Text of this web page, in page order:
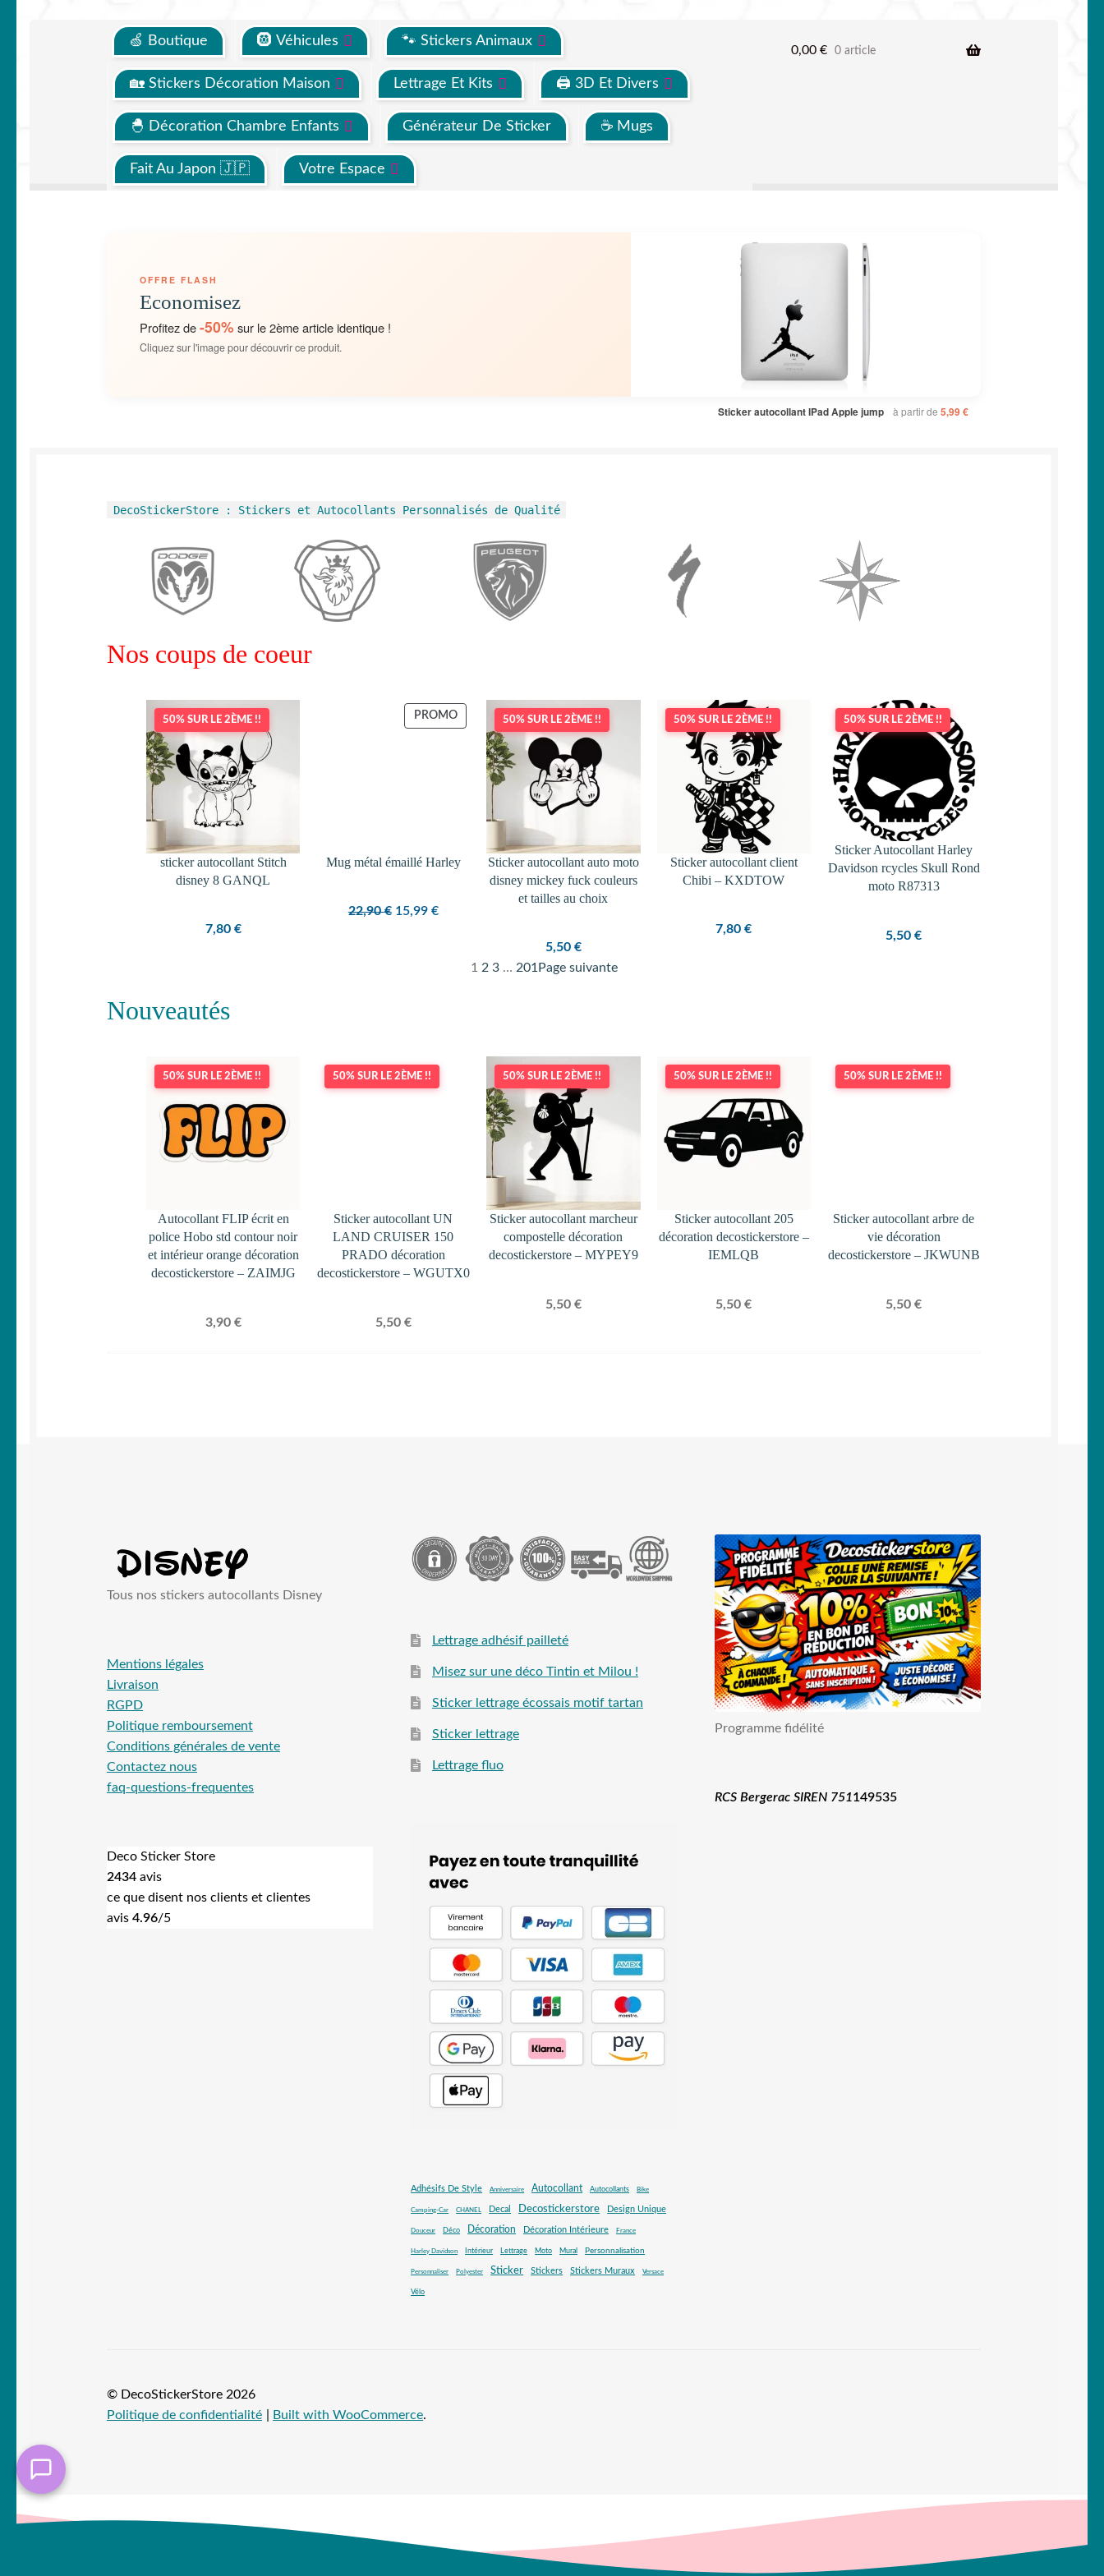
🍏 Boutique 🛞 Véhicules 🐾 Stickers Animaux
🏡 Stickers Décoration Maison Lettrage Et Kits 🖨 3D Et Divers
🐣 Décoration Chambre Enfants Générateur De Sticker ☕ Mugs
Fait Au Japon 🇯🇵 Votre Espace
0,00 € 0 article
OFFRE FLASH
Economisez
Profitez de-50%sur le 2ème article identique !
Cliquez sur l'image pour découvrir ce produit.
Sticker autocollant IPad Apple jump à partir de 5,99 €
DecoStickerStore : Stickers et Autocollants Personnalisés de Qualité
Nos coups de coeur
50% SUR LE 2ÈME !!
sticker autocollant Stitch
disney 8 GANQL
7,80 €
PROMOPRODUIT
PROMOTION
Mug métal émaillé Harley
22,90€ Le
15,99 €Le
50% SUR LE 2ÈME !!
Sticker autocollant auto moto
disney mickey fuck couleurs
et tailles au choix
5,50 €
50% SUR LE 2ÈME !!
Sticker autocollant client
Chibi – KXDTOW
7,80€
50% SUR LE 2ÈME !!
Sticker Autocollant Harley
Davidson rcycles Skull Rond
moto R87313
5,50€
1 2 3 … 201Page suivante
Nouveautés
50% SUR LE 2ÈME !!
Autocollant FLIP écrit en
police Hobo std contour noir
et intérieur orange décoration
decostickerstore – ZAIMJG
3,90 €
50% SUR LE 2ÈME !!
Sticker autocollant UN
LAND CRUISER 150
PRADO décoration
decostickerstore – WGUTX0
5,50 €
50% SUR LE 2ÈME !!
Sticker autocollant marcheur
compostelle décoration
decostickerstore – MYPEY9
5,50 €
50% SUR LE 2ÈME !!
Sticker autocollant 205
décoration decostickerstore –
IEMLQB
5,50€
50% SUR LE 2ÈME !!
Sticker autocollant arbre de
vie décoration
decostickerstore – JKWUNB
5,50€
Tous nos stickers autocollants Disney
Mentions légales
Livraison
RGPD
Politique remboursement
Conditions générales de vente
Contactez nous
faq-questions-frequentes
Deco Sticker Store
2434 avis
ce que disent nos clients et clientes
avis4.96/5
Lettrage adhésif pailleté
Misez sur une déco Tintin et Milou !
Sticker lettrage écossais motif tartan
Sticker lettrage
Lettrage fluo
Adhésifs De Style Anniversaire Autocollant Autocollants Bike
Camping-Car CHANEL Decal Decostickerstore Design Unique
Douceur Déco Décoration Décoration Intérieure France
Harley Davidson Intérieur Lettrage Moto Mural Personnalisation
Personnaliser Polyester Sticker Stickers Stickers Muraux Versace
Vélo
Programme fidélité
RCS Bergerac SIREN 751149535
© DecoStickerStore 2026
Politique de confidentialité
Built with WooCommerce.